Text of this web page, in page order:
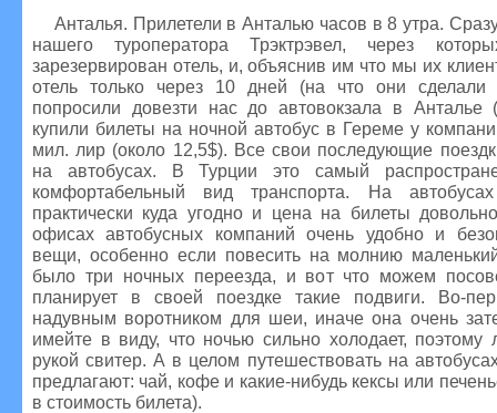
Анталья. Прилетели в Анталью часов в 8 утра.
нашего туроператора Трэктрэвел, через
зарезервирован отель, и, объяснив им что мы их
отель только через 10 дней (на что они сделали
попросили довезти нас до автовокзала в
купили билеты на ночной автобус в Гереме у
мил. лир (около 12,5$). Все свои последующие
на автобусах. В Турции это самый
комфортабельный вид транспорта. На
практически куда угодно и цена на билеты
офисах автобусных компаний очень удобно и
вещи, особенно если повесить на молнию
было три ночных переезда, и вот что можем
планирует в своей поездке такие подвиги. Во-
надувным воротником для шеи, иначе она очень
имейте в виду, что ночью сильно холодает, поэтому
рукой свитер. А в целом путешествовать на
предлагают: чай, кофе и какие-нибудь кексы или
в стоимость билета).